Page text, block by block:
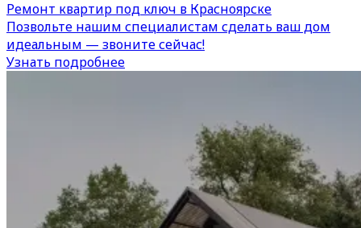
Ремонт квартир под ключ в Красноярске
Позвольте нашим специалистам сделать ваш дом
идеальным — звоните сейчас!
Узнать подробнее